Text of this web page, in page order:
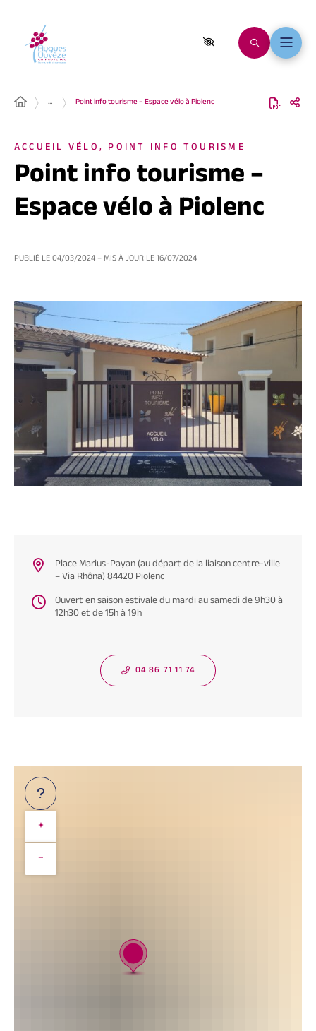
… Point info tourisme – Espace vélo à Piolenc
ACCUEIL VÉLO, POINT INFO TOURISME
Point info tourisme –
Espace vélo à Piolenc
PUBLIÉ LE04/03/2024 – MIS À JOUR LE16/07/2024
Place Marius-Payan (au départ de la liaison centre-ville
– Via Rhôna) 84420 Piolenc
Ouvert en saison estivale du mardi au samedi de 9h30 à
12h30 et de 15h à 19h
04 86 71 11 74
+
−